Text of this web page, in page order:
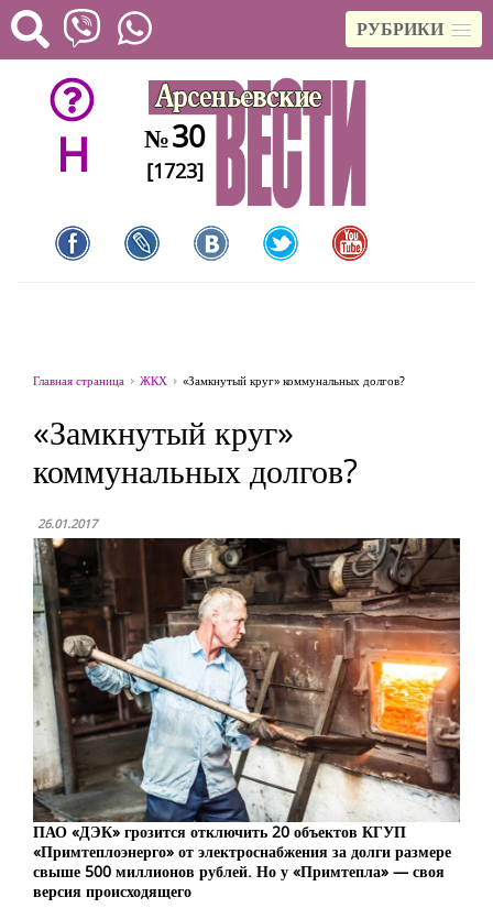
РУБРИКИ
H №30
[1723]
Главная страница ЖКХ «Замкнутый круг» коммунальных долгов?
«Замкнутый круг»
коммунальных долгов?
26.01.2017
ПАО «ДЭК» грозится отключить 20 объектов КГУП
«Примтеплоэнерго» от электроснабжения за долги размере
свыше 500 миллионов рублей. Но у «Примтепла» — своя
версия происходящего